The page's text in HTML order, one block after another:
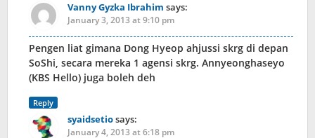
Vanny Gyzka Ibrahim says:
January 3, 2013 at 9:10 pm
Pengen liat gimana Dong Hyeop ahjussi skrg di depan
SoShi, secara mereka 1 agensi skrg. Annyeonghaseyo
(KBS Hello) juga boleh deh
Reply
syaidsetiosays:
January 4, 2013 at 6:18 pm